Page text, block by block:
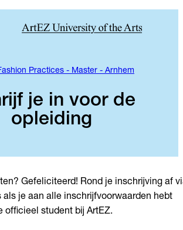
Practices - Master - Arnhem
je in voor de
opleiding
Gefeliciteerd! Rond je inschrijving af
als je aan alle inschrijfvoorwaarden hebt
officieel student bij ArtEZ.